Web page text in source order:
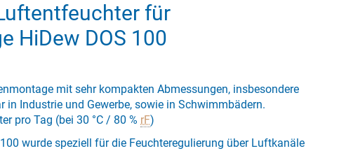
für
HiDew DOS 100
mit sehr kompakten Abmessungen, insbesondere
in Industrie und Gewerbe, sowie in Schwimmbädern.
pro Tag (bei 30 °C / 80 % rF)
wurde speziell für die Feuchteregulierung über Luftkanäle